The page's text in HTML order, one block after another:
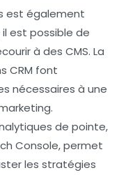
est également
il est possible de
à des CMS. La
CRM font
nécessaires à une
de pointe,
Console, permet
les stratégies